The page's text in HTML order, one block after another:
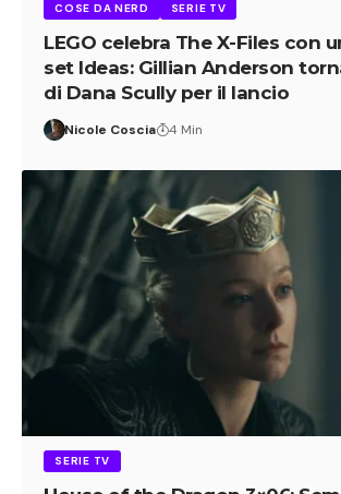
COSE DA NERD SERIE TV
LEGO celebra The X-Files con
set Ideas: Gillian Anderson
di Dana Scully per il lancio
Nicole Coscia 4 Min
SERIE TV